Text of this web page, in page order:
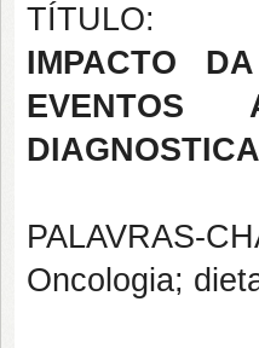
TÍTULO:
IMPACTO
EVENTOS
PALAVRAS-
Oncologia;